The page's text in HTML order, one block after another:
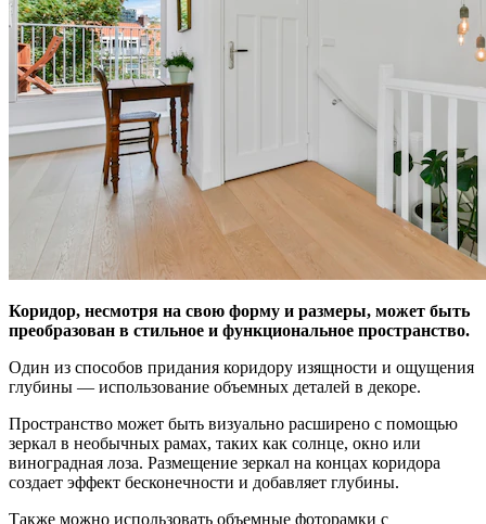
Коридор, несмотря на свою форму и размеры, может быть
преобразован в стильное и функциональное пространство.
Один из способов придания коридору изящности и ощущения
глубины — использование объемных деталей в декоре.
Пространство может быть визуально расширено с помощью
зеркал в необычных рамах, таких как солнце, окно или
виноградная лоза. Размещение зеркал на концах коридора
создает эффект бесконечности и добавляет глубины.
Также можно использовать объемные фоторамки с